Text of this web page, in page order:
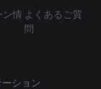
ン情 よくあるご質
問
ション